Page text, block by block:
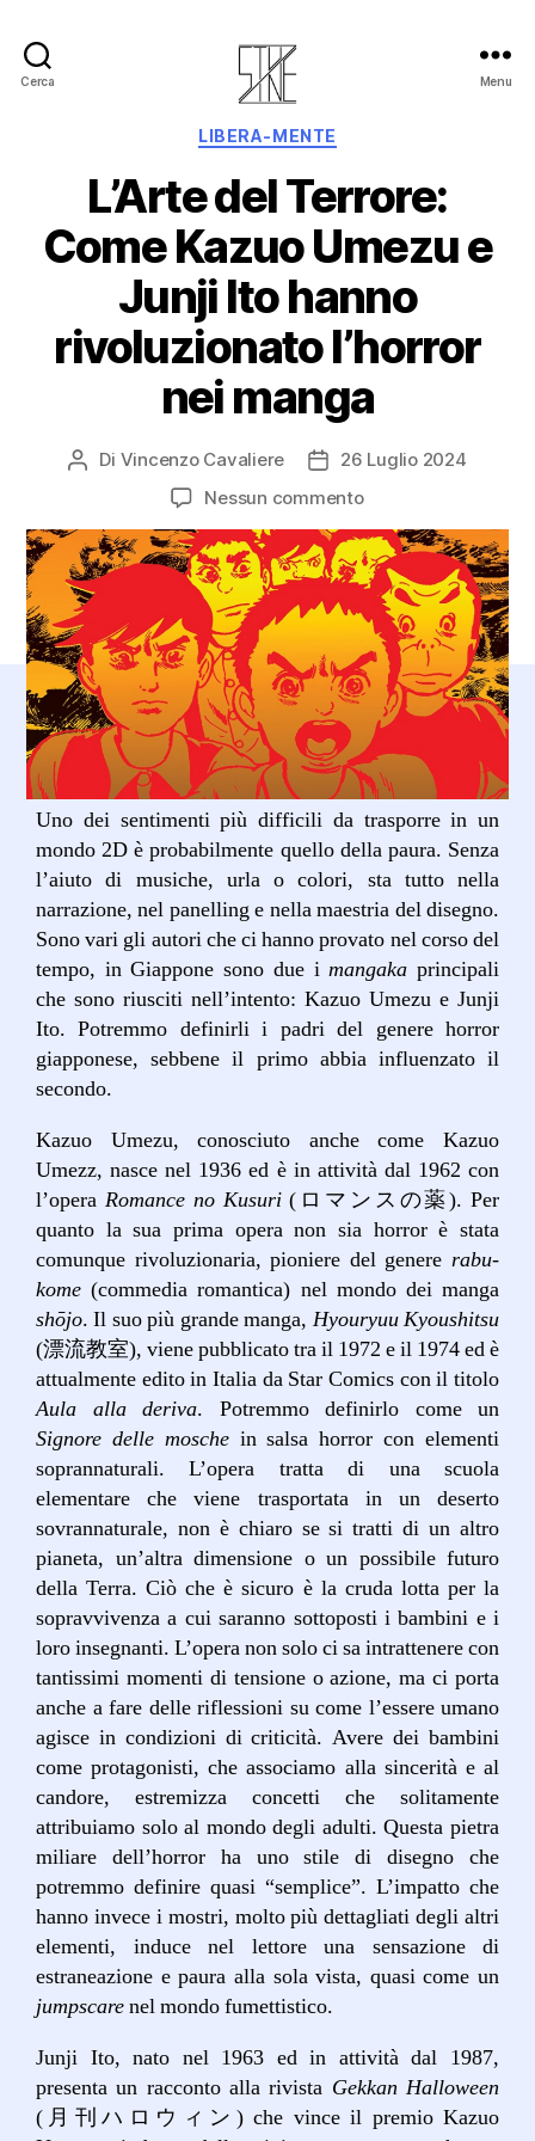
Cerca Menu
LIBERA-MENTE
L’Arte del Terrore:
Come Kazuo Umezu e
Junji Ito hanno
rivoluzionato l’horror
nei manga
Di Vincenzo Cavaliere
26 Luglio 2024
Nessun commento
Uno dei sentimenti più difficili da trasporre in un
mondo 2D è probabilmente quello della paura. Senza
l’aiuto di musiche, urla o colori, sta tutto nella
narrazione, nel panelling e nella maestria del disegno.
Sono vari gli autori che ci hanno provato nel corso del
tempo, in Giappone sono due imangaka principali
che sono riusciti nell’intento: Kazuo Umezu e Junji
Ito. Potremmo definirli i padri del genere horror
giapponese, sebbene il primo abbia influenzato il
secondo.
Kazuo Umezu, conosciuto anche come Kazuo
Umezz, nasce nel 1936 ed è in attività dal 1962 con
l’opera Romance no Kusuri(ロマンスの薬). Per
quanto la sua prima opera non sia horror è stata
comunque rivoluzionaria, pioniere del genere rabu-
kome (commedia romantica) nel mondo dei manga
shōjo. Il suo più grande manga, Hyouryuu Kyoushitsu
(漂流教室), viene pubblicato tra il 1972 e il 1974 ed è
attualmente edito in Italia da Star Comics con il titolo
Aula alla deriva. Potremmo definirlo come un
Signore delle moschein salsa horror con elementi
soprannaturali. L’opera tratta di una scuola
elementare che viene trasportata in un deserto
sovrannaturale, non è chiaro se si tratti di un altro
pianeta, un’altra dimensione o un possibile futuro
della Terra. Ciò che è sicuro è la cruda lotta per la
sopravvivenza a cui saranno sottoposti i bambini e i
loro insegnanti. L’opera non solo ci sa intrattenere con
tantissimi momenti di tensione o azione, ma ci porta
anche a fare delle riflessioni su come l’essere umano
agisce in condizioni di criticità. Avere dei bambini
come protagonisti, che associamo alla sincerità e al
candore, estremizza concetti che solitamente
attribuiamo solo al mondo degli adulti. Questa pietra
miliare dell’horror ha uno stile di disegno che
potremmo definire quasi “semplice”. L’impatto che
hanno invece i mostri, molto più dettagliati degli altri
elementi, induce nel lettore una sensazione di
estraneazione e paura alla sola vista, quasi come un
jumpscarenel mondo fumettistico.
Junji Ito, nato nel 1963 ed in attività dal 1987,
presenta un racconto alla rivista Gekkan Halloween
(月刊ハロウィン) che vince il premio Kazuo